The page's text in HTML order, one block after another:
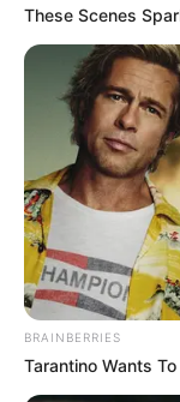
These Scenes
BRAINBERRIES
Tarantino Wants